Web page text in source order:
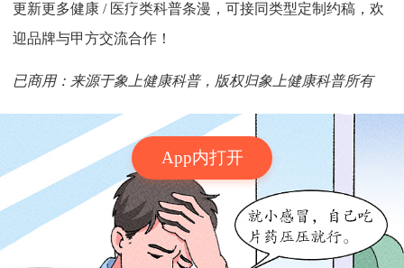
App内打开
更新更多健康 / 医疗类科普条漫，可接同类型定制约稿，欢
迎品牌与甲方交流合作！
已商用：来源于象上健康科普，版权归象上健康科普所有